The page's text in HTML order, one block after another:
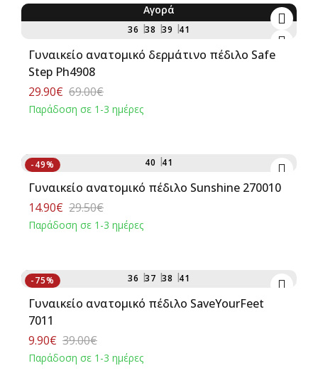
36 38 39 41
Αγορά
Γυναικείο ανατομικό δερμάτινο πέδιλο Safe
Step Ph4908
29.90€ 69.00€
Παράδοση σε 1-3 ημέρες
-49% 40 41
Γυναικείο ανατομικό πέδιλο Sunshine 270010
14.90€ 29.50€
Παράδοση σε 1-3 ημέρες
-75% 36 37 38 41
Γυναικείο ανατομικό πέδιλο SaveYourFeet
7011
9.90€ 39.00€
Παράδοση σε 1-3 ημέρες